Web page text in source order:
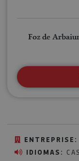
ENTREPRISE:
IDIOMAS:
Foz de